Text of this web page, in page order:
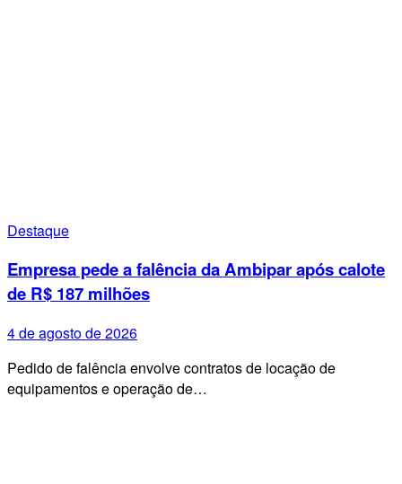
Destaque
Empresa pede a falência da Ambipar após calote
de R$ 187 milhões
4 de agosto de 2026
Pedido de falência envolve contratos de locação de
equipamentos e operação de…